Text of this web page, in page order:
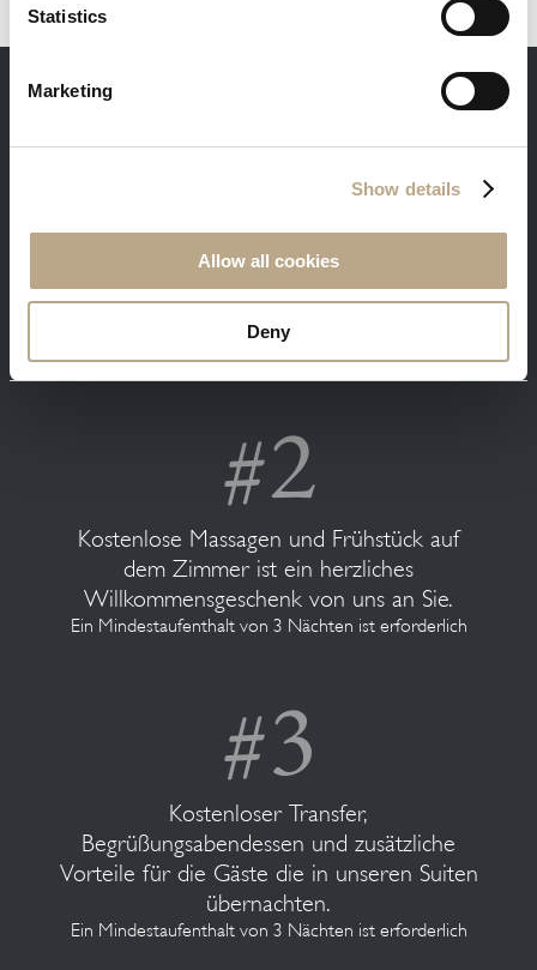
Statistics
Marketing
Show details
Allow all cookies
Deny
DIE VORTEILE BEI DIREKTBUCHUNGEN
Sie erhalten unsere besten verfügbaren
Preise. Melden Sie sich mit Ihrer E-Mail und
Sie erhalten 5% Rabatt.
Kostenlose Massagen und Frühstück auf
dem Zimmer ist ein herzliches
Willkommensgeschenk von uns an Sie.
Ein Mindestaufenthalt von 3 Nächten ist erforderlich
Kostenloser Transfer,
Begrüßungsabendessen und zusätzliche
Vorteile für die Gäste die in unseren Suiten
übernachten.
Ein Mindestaufenthalt von 3 Nächten ist erforderlich